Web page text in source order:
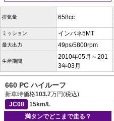
排気量 658cc
ミッション インパネ5MT
最大出力 49ps/5800rpm
生産期間
2010年05月～201
3年03月
660 PC ハイルーフ
新車時価格103.7万円(税込)
JC08
15km/L
満タンでどこまで走る？